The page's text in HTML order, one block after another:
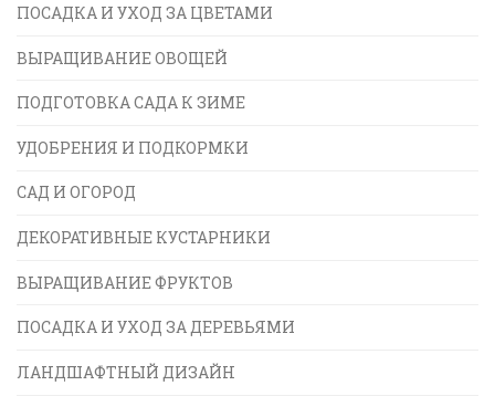
ПОСАДКА И УХОД ЗА ЦВЕТАМИ
ВЫРАЩИВАНИЕ ОВОЩЕЙ
ПОДГОТОВКА САДА К ЗИМЕ
УДОБРЕНИЯ И ПОДКОРМКИ
САД И ОГОРОД
ДЕКОРАТИВНЫЕ КУСТАРНИКИ
ВЫРАЩИВАНИЕ ФРУКТОВ
ПОСАДКА И УХОД ЗА ДЕРЕВЬЯМИ
ЛАНДШАФТНЫЙ ДИЗАЙН